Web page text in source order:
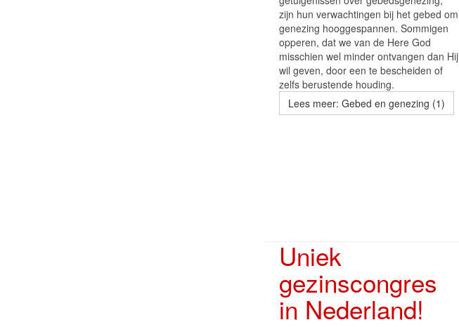
zijn hun verwachtingen bij het gebed om
genezing hooggespannen. Sommigen
opperen, dat we van de Here God
misschien wel minder ontvangen dan Hij
wil geven, door een te bescheiden of
zelfs berustende houding.
Lees meer: Gebed en genezing (1)
Uniek
gezinscongres
in Nederland!